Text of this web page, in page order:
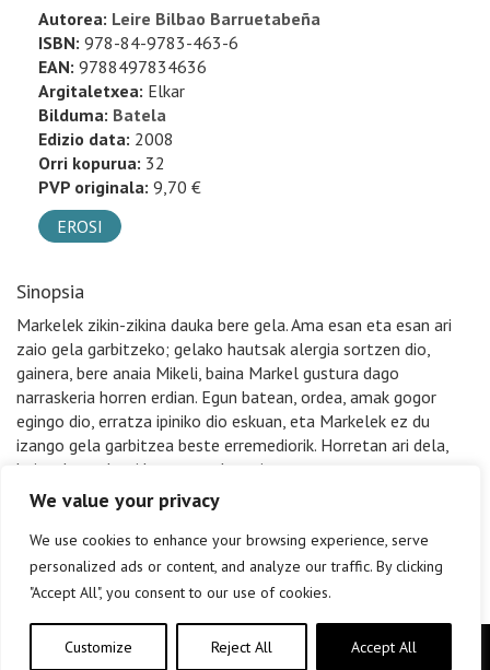
We value your privacy
We use cookies to enhance your browsing experience, serve
personalized ads or content, and analyze our traffic. By clicking
"Accept All", you consent to our use of cookies.
Customize Reject All Accept All
Autorea: Leire Bilbao Barruetabeña
ISBN: 978-84-9783-463-6
EAN: 9788497834636
Argitaletxea: Elkar
Bilduma: Batela
Edizio data: 2008
Orri kopurua: 32
PVP originala: 9,70 €
EROSI
Sinopsia
Markelek zikin-zikina dauka bere gela. Ama esan eta esan ari
zaio gela garbitzeko; gelako hautsak alergia sortzen dio,
gainera, bere anaia Mikeli, baina Markel gustura dago
narraskeria horren erdian. Egun batean, ordea, amak gogor
egingo dio, erratza ipiniko dio eskuan, eta Markelek ez du
izango gela garbitzea beste erremediorik. Horretan ari dela,
baina, lagun berri bat agertuko zaio…
Copyright © elkar Argitaletxeak 2019